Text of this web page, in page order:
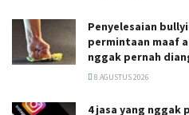
Penyelesaian
permintaan maaf
nggak pernah
8 AGUSTUS 2026
4 jasa yang nggak